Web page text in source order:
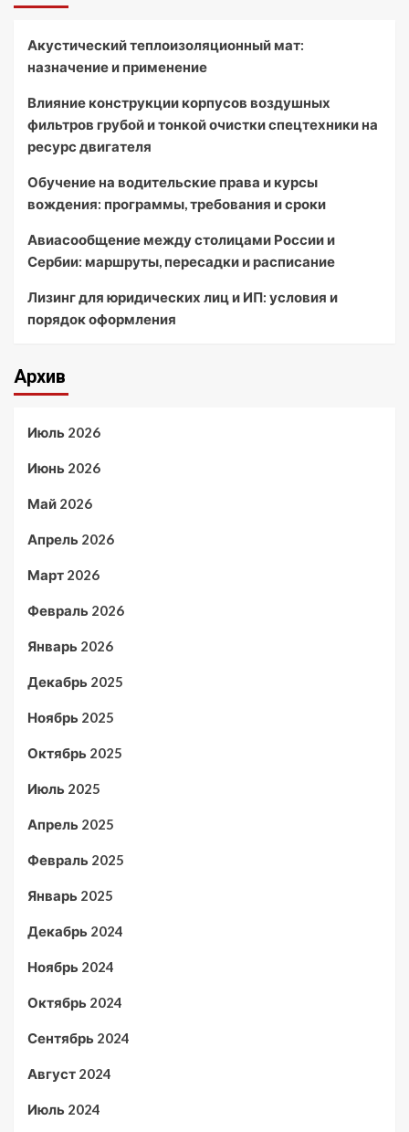
Акустический теплоизоляционный мат:
назначение и применение
Влияние конструкции корпусов воздушных
фильтров грубой и тонкой очистки спецтехники на
ресурс двигателя
Обучение на водительские права и курсы
вождения: программы, требования и сроки
Авиасообщение между столицами России и
Сербии: маршруты, пересадки и расписание
Лизинг для юридических лиц и ИП: условия и
порядок оформления
Архив
Июль 2026
Июнь 2026
Май 2026
Апрель 2026
Март 2026
Февраль 2026
Январь 2026
Декабрь 2025
Ноябрь 2025
Октябрь 2025
Июль 2025
Апрель 2025
Февраль 2025
Январь 2025
Декабрь 2024
Ноябрь 2024
Октябрь 2024
Сентябрь 2024
Август 2024
Июль 2024